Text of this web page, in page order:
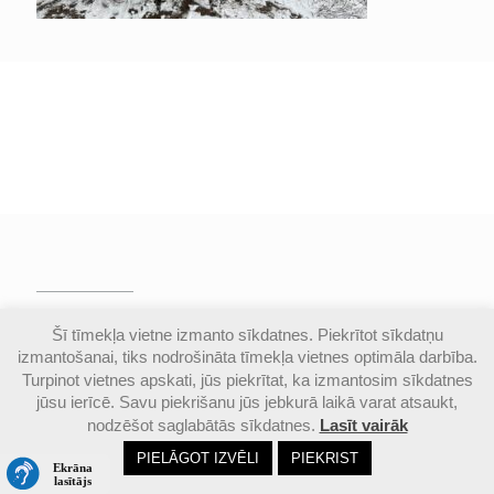
© Valmieras Gaujas krasta vidusskola | Visas
autortiesības aizsargātas |Piekļūstamības
paziņojums
Šī tīmekļa vietne izmanto sīkdatnes. Piekrītot sīkdatņu
izmantošanai, tiks nodrošināta tīmekļa vietnes optimāla darbība.
Turpinot vietnes apskati, jūs piekrītat, ka izmantosim sīkdatnes
jūsu ierīcē. Savu piekrišanu jūs jebkurā laikā varat atsaukt,
nodzēšot saglabātās sīkdatnes. Lasīt vairāk
PIELĀGOT IZVĒLI PIEKRIST
Email Google